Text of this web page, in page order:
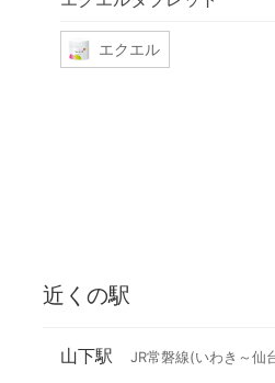
エクエル
近くの駅
山下駅 JR常磐線(いわき～仙